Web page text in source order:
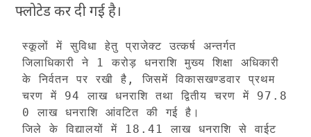
फ्लोटेड कर दी गई है।
स्कूलों में सुविधा हेतु प्राजेक्ट उत्कर्ष अन्तर्गत
जिलाधिकारी ने 1 करोड़ धनराशि मुख्य शिक्षा अधिकारी
के निर्वतन पर रखी है, जिसमें विकासखण्डवार प्रथम
चरण में 94 लाख धनराशि तथा द्वितीय चरण में 97.8
0 लाख धनराशि आंवटित की गई है।
जिले के विद्यालयों में 18.41 लाख धनराशि से वाईट